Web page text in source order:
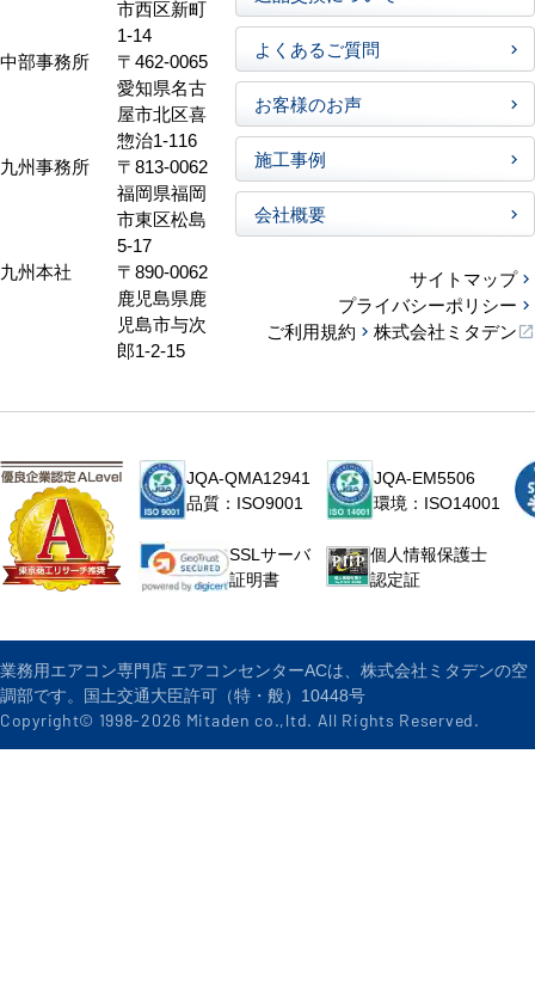
市西区新町
1-14
中部事務所
〒462-0065
愛知県名古
屋市北区喜
惣治1-116
九州事務所
〒813-0062
福岡県福岡
市東区松島
5-17
九州本社
〒890-0062
鹿児島県鹿
児島市与次
郎1-2-15
よくあるご質問
お客様のお声
施工事例
会社概要
サイトマップ
プライバシーポリシー
ご利用規約
株式会社ミタデン
JQA-QMA12941
品質：ISO9001
JQA-EM5506
環境：ISO14001
SSLサーバ
証明書
個人情報保護士
認定証
業務用エアコン専門店 エアコンセンターACは、株式会社ミタデンの空
調部です。国土交通大臣許可（特・般）10448号
Copyright© 1998-2026 Mitaden co.,ltd. All Rights Reserved.